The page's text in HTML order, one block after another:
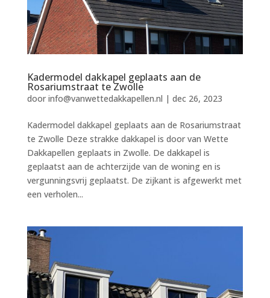
Kadermodel dakkapel geplaats aan de
Rosariumstraat te Zwolle
door info@vanwettedakkapellen.nl | dec 26, 2023
Kadermodel dakkapel geplaats aan de Rosariumstraat
te Zwolle Deze strakke dakkapel is door van Wette
Dakkapellen geplaats in Zwolle. De dakkapel is
geplaatst aan de achterzijde van de woning en is
vergunningsvrij geplaatst. De zijkant is afgewerkt met
een verholen...